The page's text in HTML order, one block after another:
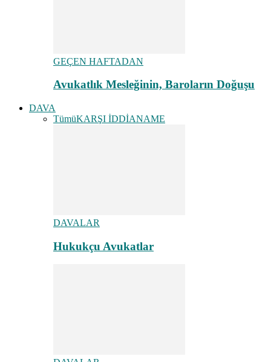
GEÇEN HAFTADAN
Avukatlık Mesleğinin, Baroların Doğuşu
DAVA
TümüKARŞI İDDİANAME
DAVALAR
Hukukçu Avukatlar